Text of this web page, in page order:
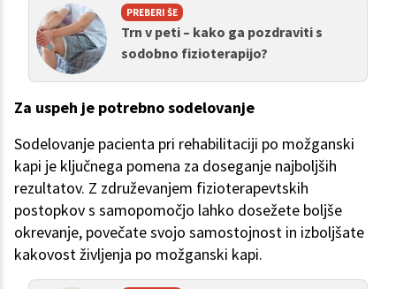
PREBERI ŠE
Trn v peti – kako ga pozdraviti s
sodobno fizioterapijo?
Za uspeh je potrebno sodelovanje
Sodelovanje pacienta pri rehabilitaciji po možganski
kapi je ključnega pomena za doseganje najboljših
rezultatov. Z združevanjem fizioterapevtskih
postopkov s samopomočjo lahko dosežete boljše
okrevanje, povečate svojo samostojnost in izboljšate
kakovost življenja po možganski kapi.